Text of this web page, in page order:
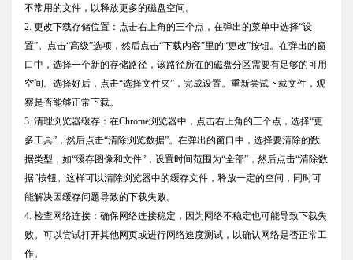
不常用的文件，以释放更多的磁盘空间。
2. 更改下载存储位置：点击右上角的三个点，在弹出的菜单中选择“设
置”。点击“高级”选项，然后点击“下载内容”里的“更改”按钮。在弹出的窗
口中，选择一个新的存储路径，该路径所在的磁盘分区需要有足够的可用
空间。选择好后，点击“选择文件夹”，完成设置。重新尝试下载文件，观
察是否能够正常下载。
3. 清理浏览器缓存：在Chrome浏览器中，点击右上角的三个点，选择“更
多工具”，然后点击“清除浏览数据”。在弹出的窗口中，选择要清除的数
据类型，如“缓存图像和文件”，设置时间范围为“全部”，然后点击“清除数
据”按钮。这样可以清除浏览器中的缓存文件，释放一定的空间，同时可
能解决因缓存问题导致的下载失败。
4. 检查网络连接：确保网络连接稳定，因为网络不稳定也可能导致下载失
败。可以尝试打开其他网页或进行网络速度测试，以确认网络是否正常工
作。